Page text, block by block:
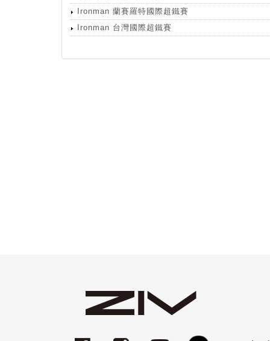
Ironman 蘭賽羅特國際超鐵賽
Ironman 台灣國際超鐵賽